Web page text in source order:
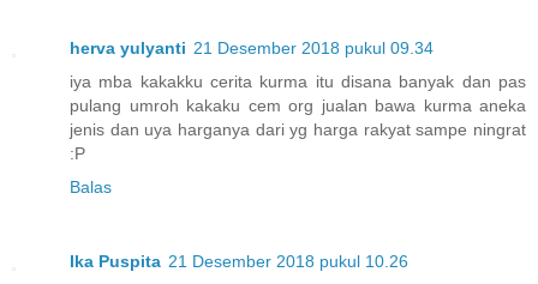
herva yulyanti 21 Desember 2018 pukul 09.34
iya mba kakakku cerita kurma itu disana banyak dan pas
pulang umroh kakaku cem org jualan bawa kurma aneka
jenis dan uya harganya dari yg harga rakyat sampe ningrat
:P
Balas
Ika Puspita 21 Desember 2018 pukul 10.26